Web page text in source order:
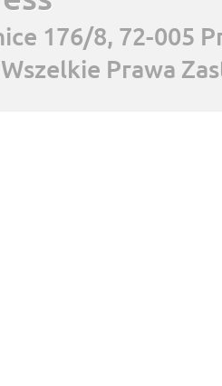
176/8, 72-005
Prawa